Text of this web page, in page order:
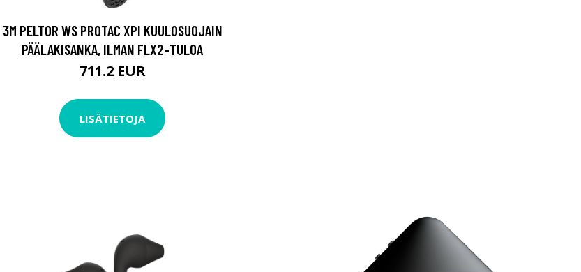
3M PELTOR WS PROTAC XPI KUULOSUOJAIN
PÄÄLAKISANKA, ILMAN FLX2-TULOA
711.2 EUR
LISÄTIETOJA